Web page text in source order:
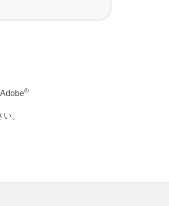
®
。